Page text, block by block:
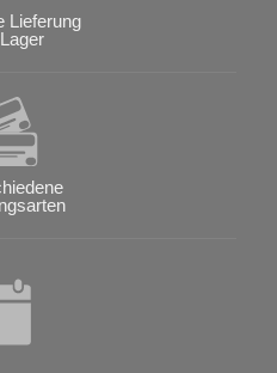
Lieferung